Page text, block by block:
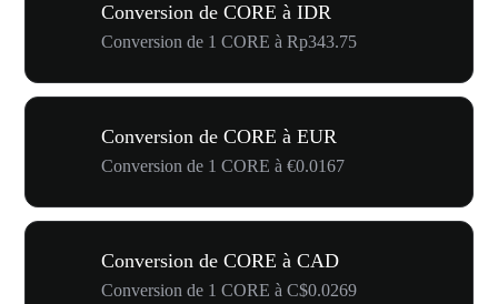
Conversion de CORE à IDR
Conversion de 1 CORE à Rp343.75
Conversion de CORE à EUR
Conversion de 1 CORE à €0.0167
Conversion de CORE à CAD
Conversion de 1 CORE à C$0.0269